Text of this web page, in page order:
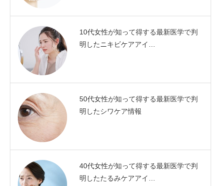
10代女性が知って得する最新医学で判
明したニキビケアアイ…
50代女性が知って得する最新医学で判
明したシワケア情報
40代女性が知って得する最新医学で判
明したたるみケアアイ…